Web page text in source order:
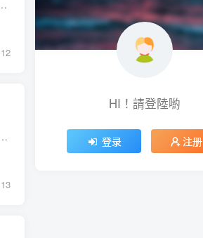
售、下載及其他網路功能。 2019年由騰訊代理於中國市場銷售Nintendo Switch，並且以騰訊伺...
12
X或是Intel Core Ultra 200V主打超高能耗效能比，現階段市面上的AMD Ryzen AI 300系列則屬於著重高效能但同...
13
HI！請登陸喲
登录 注册